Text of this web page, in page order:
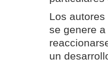
Los
se genere
un